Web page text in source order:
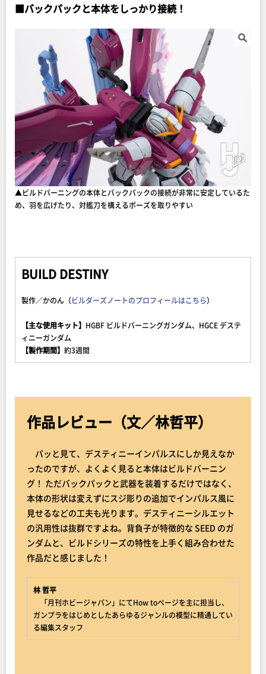
■バックパックと本体をしっかり接続！
▲ビルドバーニングの本体とバックパックの接続が非常に安定しているた
め、羽を広げたり、対艦刀を構えるポーズを取りやすい
BUILD DESTINY
製作／かのん（ビルダーズノートのプロフィールはこちら）
【主な使用キット】 HGBF ビルドバーニングガンダム、HGCE デステ
ィニーガンダム
【製作期間】 約3週間
作品レビュー（文／林哲平）
パッと見て、デスティニーインパルスにしか見えなか
ったのですが、よくよく見ると本体はビルドバーニン
グ！ ただバックパックと武器を装着するだけではなく、
本体の形状は変えずにスジ彫りの追加でインパルス風に
見せるなどの工夫も光ります。デスティニーシルエット
の汎用性は抜群ですよね。背負子が特徴的な SEED のガ
ンダムと、ビルドシリーズの特性を上手く組み合わせた
作品だと感じました！
林 哲平
「月刊ホビージャパン」にてHow toページを主に担当し、
ガンプラをはじめとしたあらゆるジャンルの模型に精通してい
る編集スタッフ